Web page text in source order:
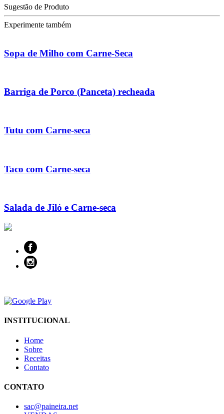
Sugestão de Produto
Experimente também
Sopa de Milho com Carne-Seca
Barriga de Porco (Panceta) recheada
Tutu com Carne-seca
Taco com Carne-seca
Salada de Jiló e Carne-seca
INSTITUCIONAL
Home
Sobre
Receitas
Contato
CONTATO
sac@paineira.net